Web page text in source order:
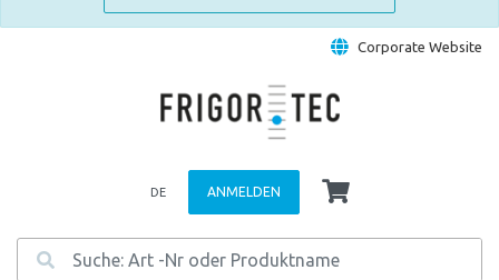
Corporate Website
DE ANMELDEN